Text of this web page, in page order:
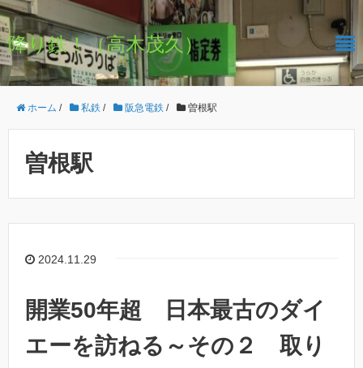
降り鉄！（高木茂久）
ホーム / 私鉄 / 阪急電鉄 / 曽根駅
曽根駅
2024.11.29
開業50年超 日本最古のダイ
エーを訪ねる～その２ 取り